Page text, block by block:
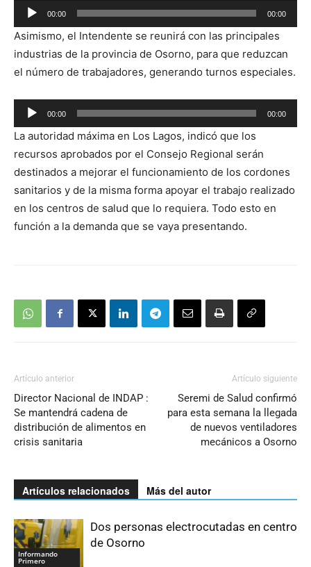
Reproductor
de
audio
00:00 00:00
Asimismo, el Intendente se reunirá con las principales
industrias de la provincia de Osorno, para que reduzcan
el número de trabajadores, generando turnos especiales.
Reproductor
de
audio
00:00 00:00
La autoridad máxima en Los Lagos, indicó que los
recursos aprobados por el Consejo Regional serán
destinados a mejorar el funcionamiento de los cordones
sanitarios y de la misma forma apoyar el trabajo realizado
en los centros de salud que lo requiera. Todo esto en
función a la demanda que se vaya presentando.
Artículo anterior
Director Nacional de INDAP :
Se mantendrá cadena de
distribución de alimentos en
crisis sanitaria
Artículo siguiente
Seremi de Salud confirmó
para esta semana la llegada
de nuevos ventiladores
mecánicos a Osorno
Artículos relacionados Más del autor
Informando
Primero
Dos personas electrocutadas en centro
de Osorno